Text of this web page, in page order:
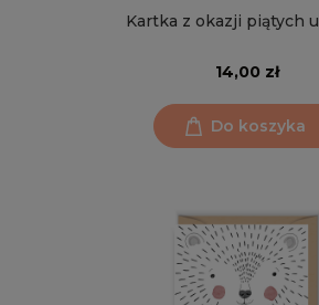
Kartka z okazji piątych
14,00 zł
Do koszyka